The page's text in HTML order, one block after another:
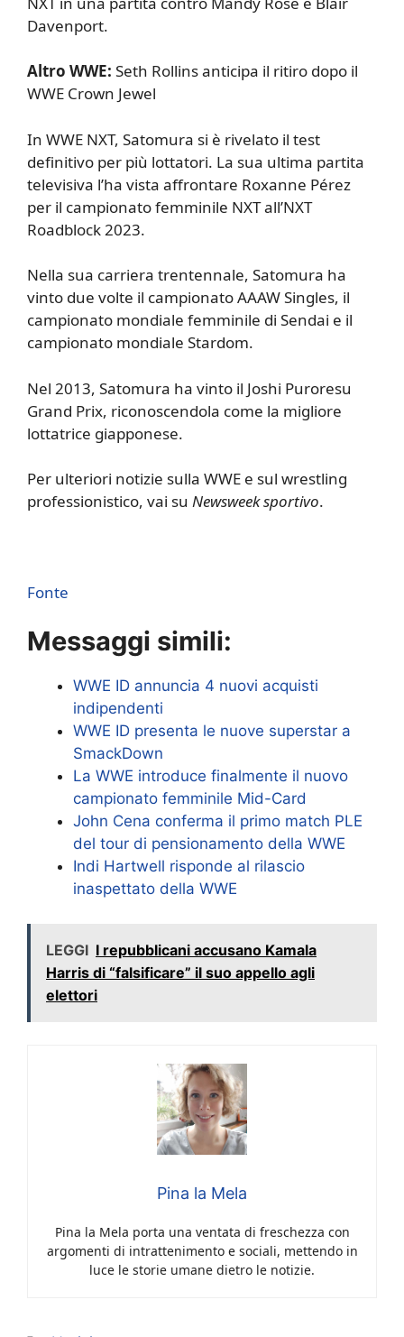
Davenport.
Altro WWE: Seth Rollins anticipa il ritiro dopo il
WWE Crown Jewel
In WWE NXT, Satomura si è rivelato il test
definitivo per più lottatori. La sua ultima partita
televisiva l’ha vista affrontare Roxanne Pérez
per il campionato femminile NXT all’NXT
Roadblock 2023.
Nella sua carriera trentennale, Satomura ha
vinto due volte il campionato AAAW Singles, il
campionato mondiale femminile di Sendai e il
campionato mondiale Stardom.
Nel 2013, Satomura ha vinto il Joshi Puroresu
Grand Prix, riconoscendola come la migliore
lottatrice giapponese.
Per ulteriori notizie sulla WWE e sul wrestling
professionistico, vai su Newsweek sportivo.
Fonte
Messaggi simili:
WWE ID annuncia 4 nuovi acquisti
indipendenti
WWE ID presenta le nuove superstar a
SmackDown
La WWE introduce finalmente il nuovo
campionato femminile Mid-Card
John Cena conferma il primo match PLE
del tour di pensionamento della WWE
Indi Hartwell risponde al rilascio
inaspettato della WWE
LEGGI I repubblicani accusano Kamala
Harris di “falsificare” il suo appello agli
elettori
Pina la Mela
Pina la Mela porta una ventata di freschezza con
argomenti di intrattenimento e sociali, mettendo in
luce le storie umane dietro le notizie.